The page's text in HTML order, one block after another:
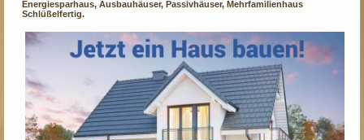
Energiesparhaus, Ausbauhäuser, Passivhäuser, Mehrfamilienhaus
Schlüßelfertig.